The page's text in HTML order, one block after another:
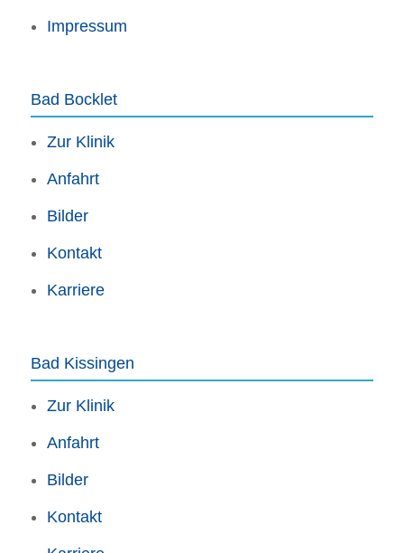
Impressum
Bad Bocklet
Zur Klinik
Anfahrt
Bilder
Kontakt
Karriere
Bad Kissingen
Zur Klinik
Anfahrt
Bilder
Kontakt